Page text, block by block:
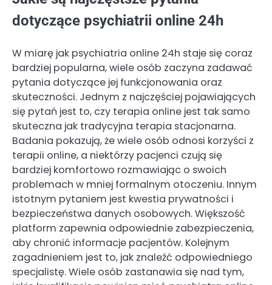
dotyczące psychiatrii online 24h
W miarę jak psychiatria online 24h staje się coraz
bardziej popularna, wiele osób zaczyna zadawać
pytania dotyczące jej funkcjonowania oraz
skuteczności. Jednym z najczęściej pojawiających
się pytań jest to, czy terapia online jest tak samo
skuteczna jak tradycyjna terapia stacjonarna.
Badania pokazują, że wiele osób odnosi korzyści z
terapii online, a niektórzy pacjenci czują się
bardziej komfortowo rozmawiając o swoich
problemach w mniej formalnym otoczeniu. Innym
istotnym pytaniem jest kwestia prywatności i
bezpieczeństwa danych osobowych. Większość
platform zapewnia odpowiednie zabezpieczenia,
aby chronić informacje pacjentów. Kolejnym
zagadnieniem jest to, jak znaleźć odpowiedniego
specjalistę. Wiele osób zastanawia się nad tym,